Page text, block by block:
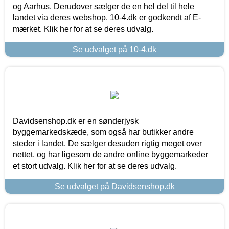
og Aarhus. Derudover sælger de en hel del til hele
landet via deres webshop. 10-4.dk er godkendt af E-
mærket. Klik her for at se deres udvalg.
Se udvalget på 10-4.dk
Davidsenshop.dk er en sønderjysk
byggemarkedskæde, som også har butikker andre
steder i landet. De sælger desuden rigtig meget over
nettet, og har ligesom de andre online byggemarkeder
et stort udvalg. Klik her for at se deres udvalg.
Se udvalget på Davidsenshop.dk